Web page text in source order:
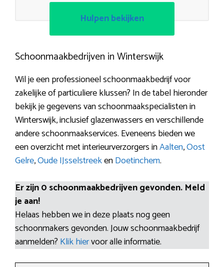
Hulpen bekijken
Schoonmaakbedrijven in Winterswijk
Wil je een professioneel schoonmaakbedrijf voor
zakelijke of particuliere klussen? In de tabel hieronder
bekijk je gegevens van schoonmaakspecialisten in
Winterswijk, inclusief glazenwassers en verschillende
andere schoonmaakservices. Eveneens bieden we
een overzicht met interieurverzorgers inAalten,Oost
Gelre,Oude IJsselstreekenDoetinchem.
Er zijn 0 schoonmaakbedrijven gevonden. Meld
je aan!
Helaas hebben we in deze plaats nog geen
schoonmakers gevonden. Jouw schoonmaakbedrijf
aanmelden? Klik hiervoor alle informatie.